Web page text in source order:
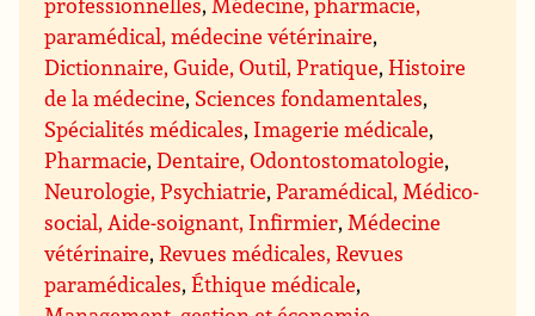
paramédical, médecine vétérinaire,
Dictionnaire, Guide, Outil, Pratique,Histoire
de la médecine, Sciences fondamentales,
Spécialités médicales, Imagerie médicale,
Pharmacie,Dentaire, Odontostomatologie,
Neurologie, Psychiatrie,Paramédical, Médico-
social, Aide-soignant, Infirmier, Médecine
vétérinaire,Revues médicales, Revues
paramédicales,Éthique médicale,